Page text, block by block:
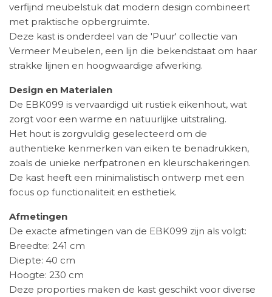
verfijnd meubelstuk dat modern design combineert
met praktische opbergruimte.
Deze kast is onderdeel van de 'Puur' collectie van
Vermeer Meubelen, een lijn die bekendstaat om haar
strakke lijnen en hoogwaardige afwerking.
Design en Materialen
De EBK099 is vervaardigd uit rustiek eikenhout, wat
zorgt voor een warme en natuurlijke uitstraling.
Het hout is zorgvuldig geselecteerd om de
authentieke kenmerken van eiken te benadrukken,
zoals de unieke nerfpatronen en kleurschakeringen.
De kast heeft een minimalistisch ontwerp met een
focus op functionaliteit en esthetiek.
Afmetingen
De exacte afmetingen van de EBK099 zijn als volgt:
Breedte: 241 cm
Diepte: 40 cm
Hoogte: 230 cm
Deze proporties maken de kast geschikt voor diverse